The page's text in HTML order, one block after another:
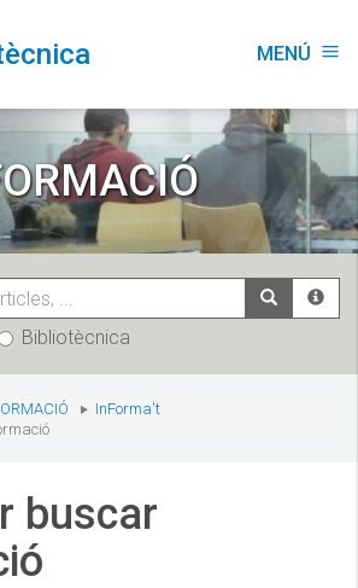
MENÚ menu
Bibliotècnica
InForma't
buscar